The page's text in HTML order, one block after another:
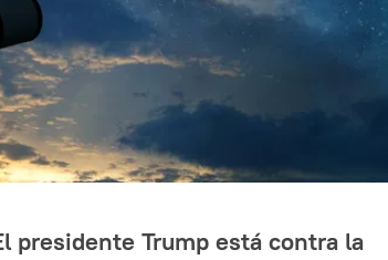
presidente Trump está contra la